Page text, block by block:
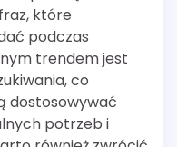
które
podczas
trendem jest
co
dostosowywać
potrzeb i